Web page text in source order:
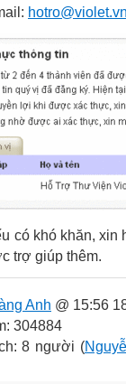
có khó khăn, xin
trợ giúp thêm.
Anh @ 15:56
304884
8 người (